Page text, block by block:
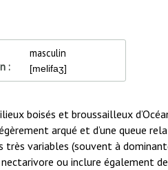
masculin
[melifaʒ]
boisés et broussailleux
arqué et d’une queue
très variables (souvent à
ou inclure également